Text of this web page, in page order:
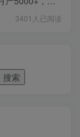
3401人已阅读
搜索